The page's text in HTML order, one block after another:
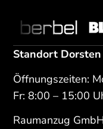
Standort Dorsten
Öffnungszeiten:
Fr: 8:00 – 15:00
Raumanzug